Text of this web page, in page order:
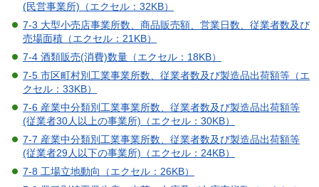
(民営事業所)（エクセル：32KB）
7-3 大型小売店事業所数、商品販売額、営業日数、従業者数及び
売場面積（エクセル：21KB）
7-4 酒類販売(消費)数量（エクセル：18KB）
7-5 市区町村別工業事業所数、従業者数及び製造品出荷額等（エ
クセル：33KB）
7-6 産業中分類別工業事業所数、従業者数及び製造品出荷額等
(従業者30人以上の事業所)（エクセル：30KB）
7-7 産業中分類別工業事業所数、従業者数及び製造品出荷額等
(従業者29人以下の事業所)（エクセル：24KB）
7-8 工場立地動向（エクセル：26KB）